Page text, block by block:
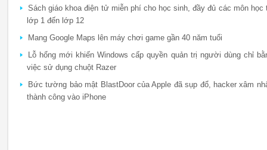
Sách giáo khoa điện tử miễn phí cho học sinh, đầy đủ các môn học
lớp 1 đến lớp 12
Mang Google Maps lên máy chơi game gần 40 năm tuổi
Lỗ hổng mới khiến Windows cấp quyền quản trị người dùng chỉ
việc sử dụng chuột Razer
Bức tường bảo mật BlastDoor của Apple đã sụp đổ, hacker xâm
thành công vào iPhone